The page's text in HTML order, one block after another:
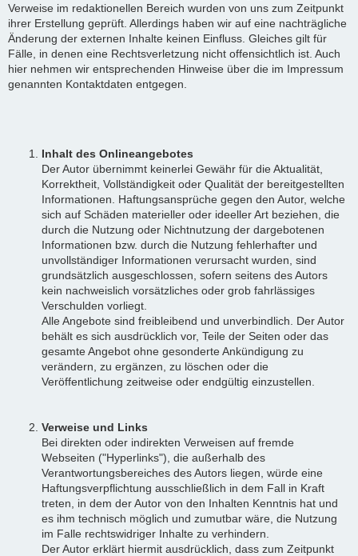
Verweise im redaktionellen Bereich wurden von uns zum Zeitpunkt
ihrer Erstellung geprüft. Allerdings haben wir auf eine nachträgliche
Änderung der externen Inhalte keinen Einfluss. Gleiches gilt für
Fälle, in denen eine Rechtsverletzung nicht offensichtlich ist. Auch
hier nehmen wir entsprechenden Hinweise über die im Impressum
genannten Kontaktdaten entgegen.
Inhalt des Onlineangebotes
Der Autor übernimmt keinerlei Gewähr für die Aktualität,
Korrektheit, Vollständigkeit oder Qualität der bereitgestellten
Informationen. Haftungsansprüche gegen den Autor, welche
sich auf Schäden materieller oder ideeller Art beziehen, die
durch die Nutzung oder Nichtnutzung der dargebotenen
Informationen bzw. durch die Nutzung fehlerhafter und
unvollständiger Informationen verursacht wurden, sind
grundsätzlich ausgeschlossen, sofern seitens des Autors
kein nachweislich vorsätzliches oder grob fahrlässiges
Verschulden vorliegt.
Alle Angebote sind freibleibend und unverbindlich. Der Autor
behält es sich ausdrücklich vor, Teile der Seiten oder das
gesamte Angebot ohne gesonderte Ankündigung zu
verändern, zu ergänzen, zu löschen oder die
Veröffentlichung zeitweise oder endgültig einzustellen.
Verweise und Links
Bei direkten oder indirekten Verweisen auf fremde
Webseiten ("Hyperlinks"), die außerhalb des
Verantwortungsbereiches des Autors liegen, würde eine
Haftungsverpflichtung ausschließlich in dem Fall in Kraft
treten, in dem der Autor von den Inhalten Kenntnis hat und
es ihm technisch möglich und zumutbar wäre, die Nutzung
im Falle rechtswidriger Inhalte zu verhindern.
Der Autor erklärt hiermit ausdrücklich, dass zum Zeitpunkt